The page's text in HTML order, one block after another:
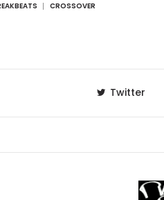
CROSSOVER
Twitter